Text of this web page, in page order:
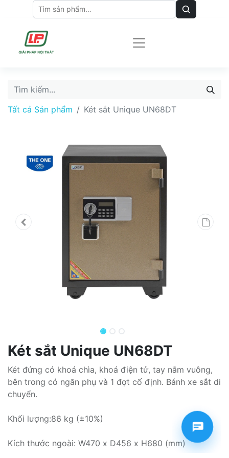
Tất cả Sản phẩm Két sắt Unique UN68DT
Két sắt Unique UN68DT
Két đứng có khoá chìa, khoá điện tử, tay nắm vuông,
bên trong có ngăn phụ và 1 đợt cố định. Bánh xe sắt di
chuyển.
Khối lượng:86 kg (±10%)
Kích thước ngoài: W470 x D456 x H680 (mm)